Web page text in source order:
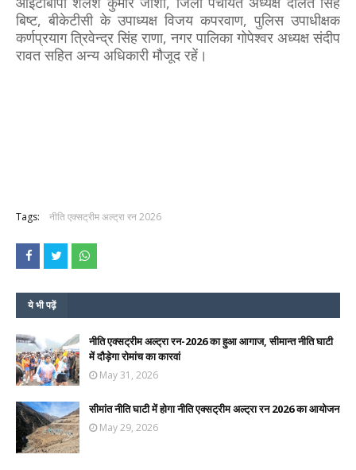
बिष्ट, बीकेटीसी के उपाध्यक्ष विजय कपरवाण, पुलिस उपाधीक्षक
कर्णप्रयाग त्रिवेन्द्र सिंह राणा, नगर पालिका गोपेश्वर अध्यक्ष संदीप
रावत सहित अन्य अधिकारी मौजूद रहें।
Tags: नीति एक्सट्रीम अल्ट्रा रन 2026
ये भी पढ़ें
नीति एक्सट्रीम अल्ट्रा रन-2026 का हुआ आगाज, सीमान्त नीति घाटी
में दौड़ेगा रोमांच का कारवां
May 31, 2026
सीमांत नीति घाटी में होगा नीति एक्सट्रीम अल्ट्रा रन 2026 का आयोजन
May 29, 2026